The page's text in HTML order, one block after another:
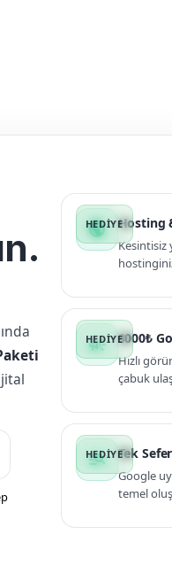
public Hosting
Kesintisiz
campaign 3000₺
Hızlı
çabuk
manage_search Tek
Google
temel